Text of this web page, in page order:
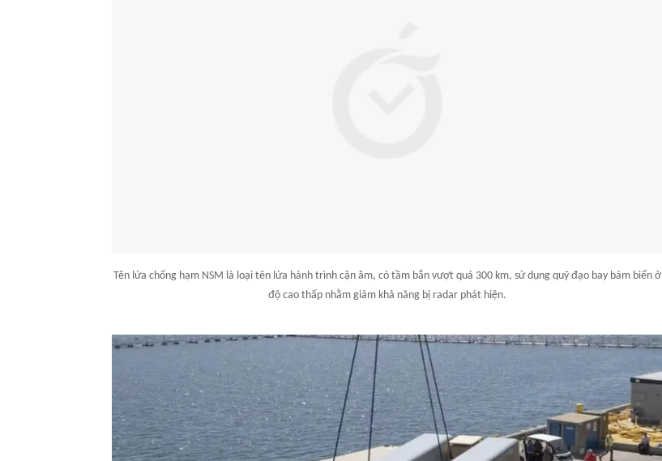
Tên lửa chống hạm NSM là loại tên lửa hành trình cận âm, có tầm bắn vượt quá 300 km, sử dụng quỹ đạo bay bám biển ở
độ cao thấp nhằm giảm khả năng bị radar phát hiện.